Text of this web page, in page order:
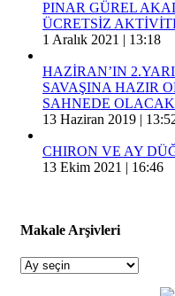
PINAR GÜREL
ÜCRETSİZ
1 Aralık 2021 | 13:18
HAZİRAN’IN
SAVAŞINA HAZIR
SAHNEDE OLACAK
13 Haziran 2019 |
CHIRON VE AY
13 Ekim 2021 | 16:46
Makale Arşivleri
Makale